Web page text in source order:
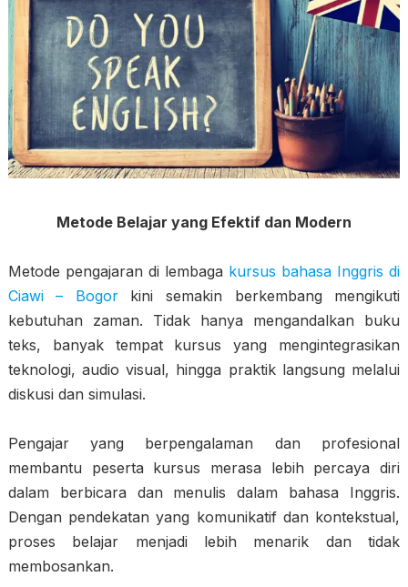
Metode Belajar yang Efektif dan Modern
Metode pengajaran di lembaga kursus bahasa Inggris di
Ciawi – Bogorkini semakin berkembang mengikuti
kebutuhan zaman. Tidak hanya mengandalkan buku
teks, banyak tempat kursus yang mengintegrasikan
teknologi, audio visual, hingga praktik langsung melalui
diskusi dan simulasi.
Pengajar yang berpengalaman dan profesional
membantu peserta kursus merasa lebih percaya diri
dalam berbicara dan menulis dalam bahasa Inggris.
Dengan pendekatan yang komunikatif dan kontekstual,
proses belajar menjadi lebih menarik dan tidak
membosankan.